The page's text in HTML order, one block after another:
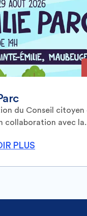
du Conseil citoyen
collaboration avec
PLUS